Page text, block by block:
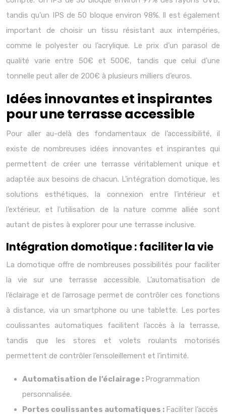
tandis qu’un IPS de 50 bloque environ 98%. Il est également
important de choisir un tissu résistant aux intempéries,
comme le polyester ou l’acrylique. Le prix d’un parasol de
qualité varie entre 50€ et 500€, tandis que celui d’une
tonnelle peut aller de 200€ à plusieurs milliers d’euros.
Idées innovantes et inspirantes
pour une terrasse accessible
Pour aller au-delà des fondamentaux de l’accessibilité, il
existe de nombreuses idées innovantes et inspirantes qui
permettent de créer une terrasse véritablement unique et
adaptée aux besoins de chacun. L’intégration domotique, les
solutions esthétiques, la connexion entre l’intérieur et
l’extérieur, et l’utilisation de la nature comme alliée sont
autant de pistes à explorer pour une terrasse inclusive.
Intégration domotique : faciliter la vie
La domotique offre de nombreuses possibilités pour faciliter
la vie sur une terrasse accessible. L’automatisation de
l’éclairage et de l’arrosage permet de contrôler ces fonctions
à distance, via un smartphone ou une tablette. Les portes
coulissantes automatiques facilitent l’accès à la terrasse,
tandis que les stores et volets roulants motorisés
permettent de contrôler l’ensoleillement et l’intimité.
Automatisation de l’éclairage : Programmation
personnalisée.
Portes coulissantes automatiques : Faciliter l’accès